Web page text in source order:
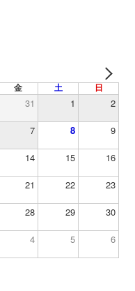
金 土 日
31 1 2
7 8 9
14 15 16
21 22 23
28 29 30
4 5 6